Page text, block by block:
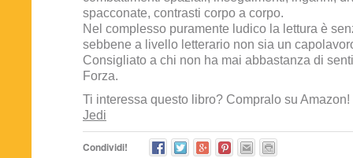
spacconate, contrasti corpo a corpo.
Nel complesso puramente ludico la lettura è
sebbene a livello letterario non sia un
Consigliato a chi non ha mai abbastanza di
Forza.
Ti interessa questo libro? Compralo su Amazon!
Jedi
Condividi!